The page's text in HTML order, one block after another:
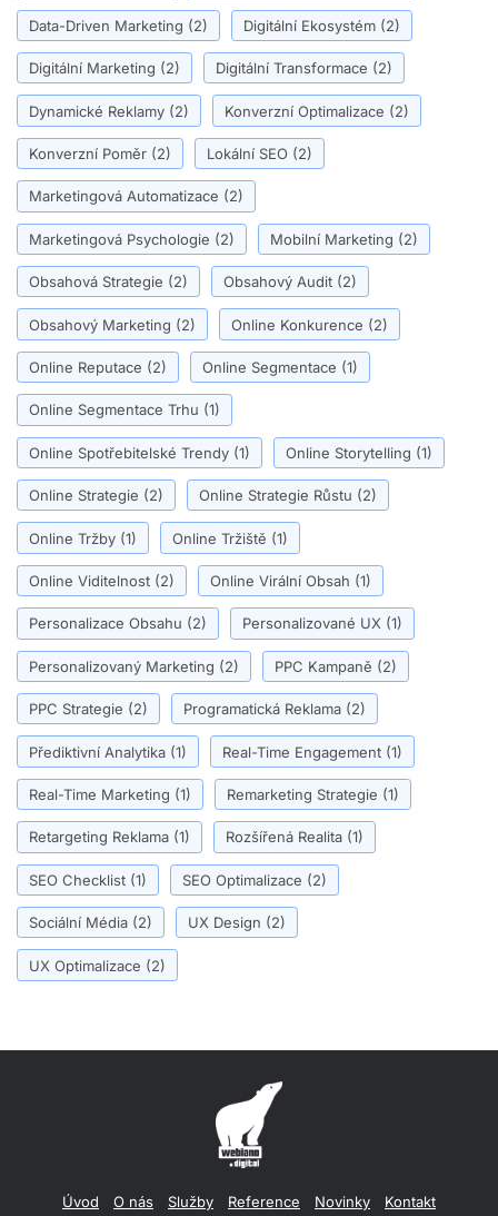
Data-Driven Marketing (2) Digitální Ekosystém (2)
Digitální Marketing (2) Digitální Transformace (2)
Dynamické Reklamy (2) Konverzní Optimalizace (2)
Konverzní Poměr (2) Lokální SEO (2)
Marketingová Automatizace (2)
Marketingová Psychologie (2) Mobilní Marketing (2)
Obsahová Strategie (2) Obsahový Audit (2)
Obsahový Marketing (2) Online Konkurence (2)
Online Reputace (2) Online Segmentace (1)
Online Segmentace Trhu (1)
Online Spotřebitelské Trendy (1) Online Storytelling (1)
Online Strategie (2) Online Strategie Růstu (2)
Online Tržby (1) Online Tržiště (1)
Online Viditelnost (2) Online Virální Obsah (1)
Personalizace Obsahu (2) Personalizované UX (1)
Personalizovaný Marketing (2) PPC Kampaně (2)
PPC Strategie (2) Programatická Reklama (2)
Přediktivní Analytika (1) Real-Time Engagement (1)
Real-Time Marketing (1) Remarketing Strategie (1)
Retargeting Reklama (1) Rozšířená Realita (1)
SEO Checklist (1) SEO Optimalizace (2)
Sociální Média (2) UX Design (2)
UX Optimalizace (2)
Úvod O nás Služby Reference Novinky Kontakt